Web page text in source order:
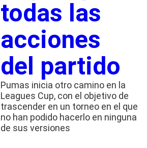
todas las
acciones
del partido
Pumas inicia otro camino en la
Leagues Cup, con el objetivo de
trascender en un torneo en el que
no han podido hacerlo en ninguna
de sus versiones